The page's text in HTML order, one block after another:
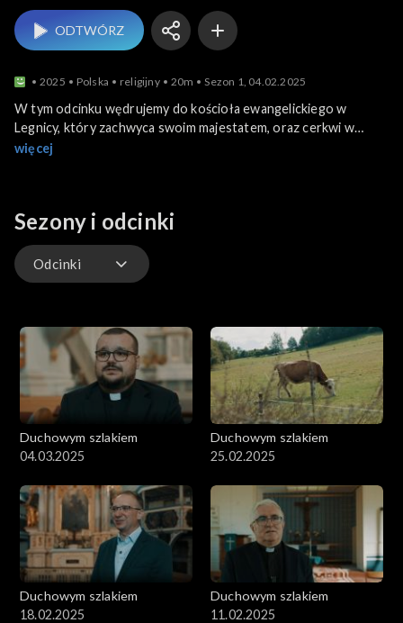
ODTWÓRZ
2025 Polska religijny 20m Sezon 1, 04.02.2025
W tym odcinku wędrujemy do kościoła ewangelickiego w
Legnicy, który zachwyca swoim majestatem, oraz cerkwi w
Koniecznej, która mimo iż jest niewielka - oczarowuje
więcej
Sezony i odcinki
Odcinki
Duchowym szlakiem
04.03.2025
Duchowym szlakiem
25.02.2025
Duchowym szlakiem
18.02.2025
Duchowym szlakiem
11.02.2025